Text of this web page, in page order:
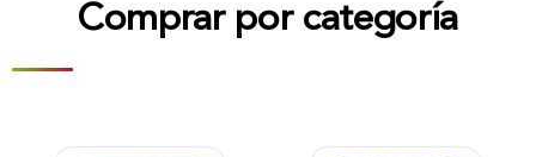
Comprar por categoría